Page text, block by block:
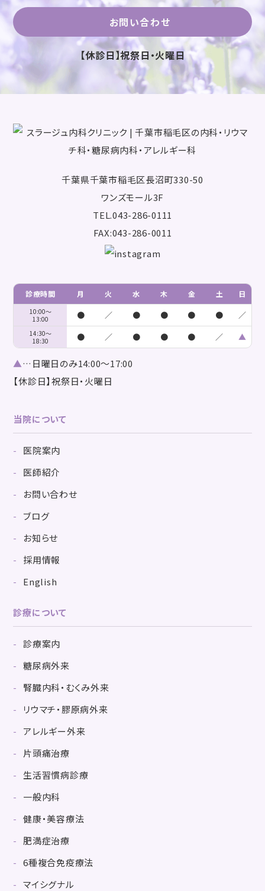
お問い合わせ
【休診日】祝祭日・火曜日
千葉県千葉市稲毛区長沼町330-50
ワンズモール3F
TEL.043-286-0111
FAX:043-286-0011
診療時間 月 火 水 木 金 土 日
10:00～
13:00
● ／ ● ● ● ● ／
14:30～
18:30
● ／ ● ● ● ／ ▲
▲…日曜日のみ14:00～17:00
【休診日】祝祭日・火曜日
当院について
医院案内
医師紹介
お問い合わせ
ブログ
お知らせ
採用情報
English
診療について
診療案内
糖尿病外来
腎臓内科・むくみ外来
リウマチ・膠原病外来
アレルギー外来
片頭痛治療
生活習慣病診療
一般内科
健康・美容療法
肥満症治療
6種複合免疫療法
マイシグナル